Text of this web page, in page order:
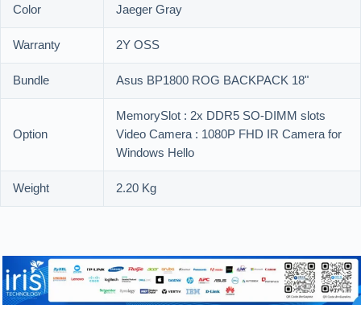
Color
Jaeger Gray
Warranty
2Y OSS
Bundle
Asus BP1800 ROG BACKPACK 18"
Option
MemorySlot : 2x DDR5 SO-DIMM slots
Video Camera : 1080P FHD IR Camera for
Windows Hello
Weight
2.20 Kg